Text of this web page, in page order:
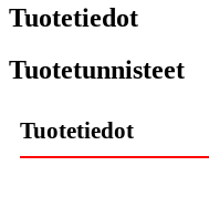
Tuotetiedot
Tuotetunnisteet
Tuotetiedot